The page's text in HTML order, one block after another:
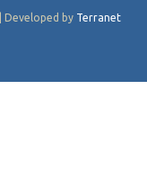
| Developed by Terranet